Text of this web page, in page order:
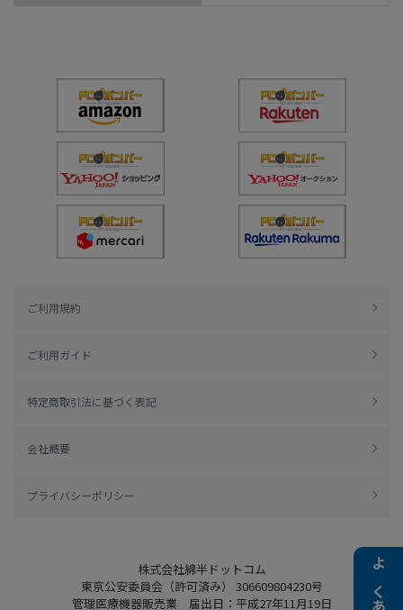
ご利用規約
ご利用ガイド
特定商取引法に基づく表記
会社概要
プライバシーポリシー
株式会社綿半ドットコム
東京公安委員会（許可済み） 306609804230号
管理医療機器販売業 届出日：平成27年11月19日